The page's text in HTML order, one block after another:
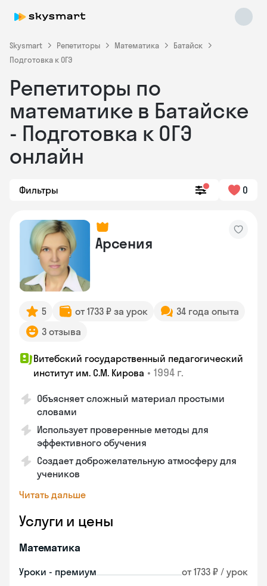
Skysmart Репетиторы Математика
Батайск
Подготовка к ОГЭ
Репетиторы по
математике в Батайске
- Подготовка к ОГЭ
онлайн
Фильтры 0
Арсения
5 от 1733 ₽ за урок
34 года опыта
3 отзыва
Витебский государственный педагогический
институт им. С.М. Кирова • 1994 г.
Объясняет сложный материал простыми
словами
Использует проверенные методы для
эффективного обучения
Создает доброжелательную атмосферу для
учеников
Читать дальше
Услуги и цены
Математика
Уроки - премиум от 1733 ₽ / урок
Skysmart Chat